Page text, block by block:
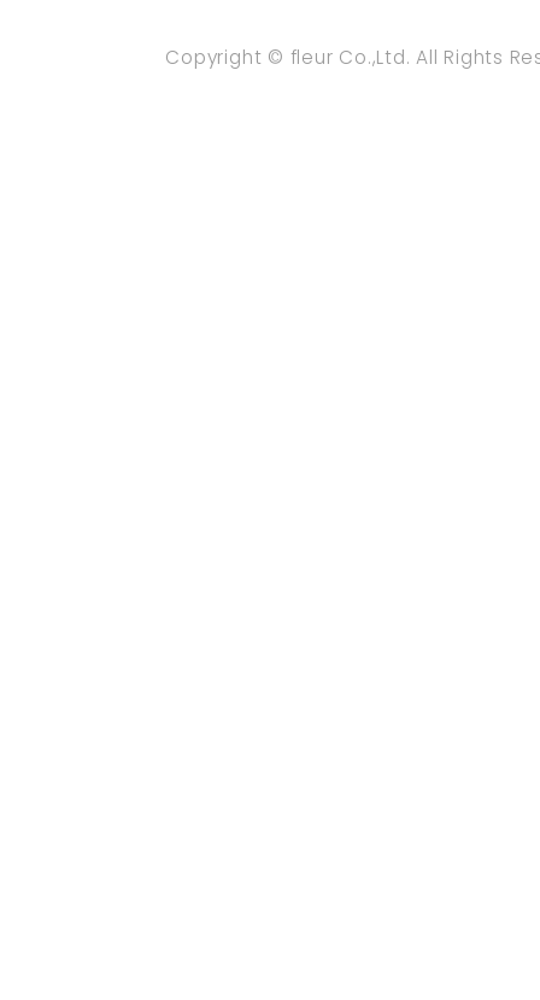
Copyright © fleur Co.,Ltd. All Rights